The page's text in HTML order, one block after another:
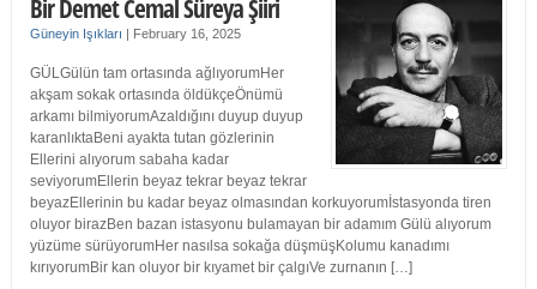
Bir Demet Cemal Süreya Şiiri
Güneyin Işıkları | February 16, 2025
GÜLGülün tam ortasında ağlıyorumHer
akşam sokak ortasında öldükçeÖnümü
arkamı bilmiyorumAzaldığını duyup duyup
karanlıktaBeni ayakta tutan gözlerinin
Ellerini alıyorum sabaha kadar
seviyorumEllerin beyaz tekrar beyaz tekrar
beyazEllerinin bu kadar beyaz olmasından korkuyorumİstasyonda tiren
oluyor birazBen bazan istasyonu bulamayan bir adamım Gülü alıyorum
yüzüme sürüyorumHer nasılsa sokağa düşmüşKolumu kanadımı
kırıyorumBir kan oluyor bir kıyamet bir çalgıVe zurnanın […]